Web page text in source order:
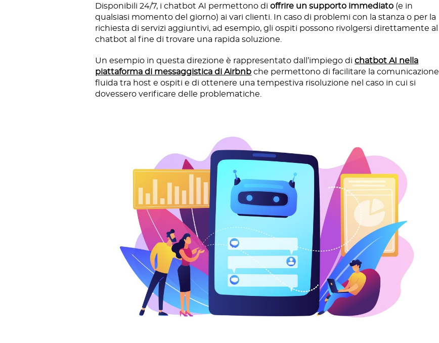
Disponibili 24/7, i chatbot AI permettono dioffrire un supporto immediato (e in
qualsiasi momento del giorno) ai vari clienti. In caso di problemi con la stanza o per la
richiesta di servizi aggiuntivi, ad esempio, gli ospiti possono rivolgersi direttamente al
chatbot al fine di trovare una rapida soluzione.
Un esempio in questa direzione è rappresentato dall’impiego dichatbot AI nella
piattaforma di messaggistica di Airbnb che permettono di facilitare la comunicazione
fluida tra host e ospiti e di ottenere una tempestiva risoluzione nel caso in cui si
dovessero verificare delle problematiche.